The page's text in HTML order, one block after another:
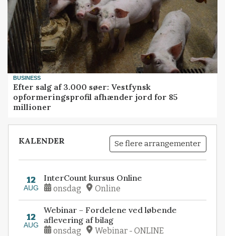
BUSINESS
Efter salg af 3.000 søer: Vestfynsk
opformeringsprofil afhænder jord for 85
millioner
KALENDER Se flere arrangementer
12
AUG
InterCount kursus Online
onsdag Online
12
AUG
Webinar – Fordelene ved løbende
aflevering af bilag
onsdag Webinar - ONLINE